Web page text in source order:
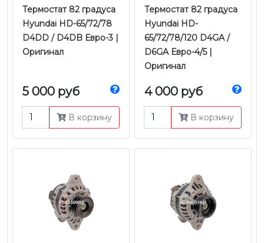
Термостат 82 градуса
Hyundai HD-65/72/78
D4DD / D4DB Евро-3 |
Оригинал
5 000 руб
В корзину
Термостат 82 градуса
Hyundai HD-
65/72/78/120 D4GA /
D6GA Евро-4/5 |
Оригинал
4 000 руб
В корзину